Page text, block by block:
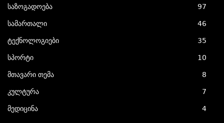
საზოგადოება 97
სამართალი 46
ტექნოლოგიები 35
სპორტი 10
მთავარი თემა 8
კულტურა 7
მედიცინა 4